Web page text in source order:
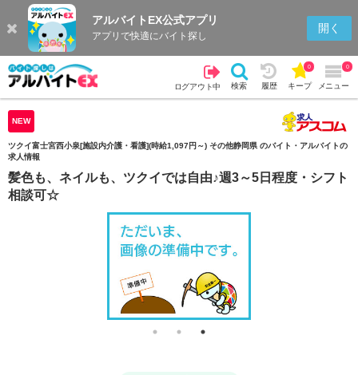
アルバイトEX公式アプリ
アプリで快適にバイト探し
開く
ログアウト中 検索 履歴 キープ
0
メニュー
0
検索 履歴
NEW
ツクイ富士宮西小泉[施設内介護・看護](時給1,097円～) その他静岡県 のバイト・アルバイトの
求人情報
髪色も、ネイルも、ツクイでは自由♪週3～5日程度・シフト
相談可☆